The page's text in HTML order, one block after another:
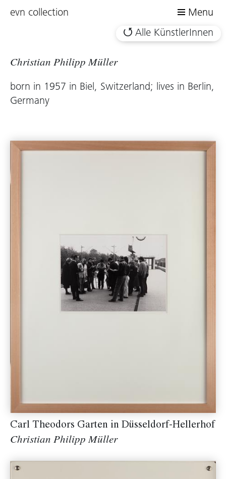
evn collection
Menu
Alle KünstlerInnen
Christian Philipp Müller
born in 1957 in Biel, Switzerland; lives in Berlin,
Germany
Carl Theodors Garten in Düsseldorf-Hellerhof
Christian Philipp Müller